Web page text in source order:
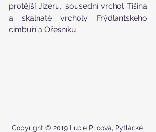
protější Jizeru, sousední vrchol Tišina
a skalnaté vrcholy Frýdlantského
cimbuří a Ořešníku.
Copyright © 2019 Lucie Plicová, Pytlácké